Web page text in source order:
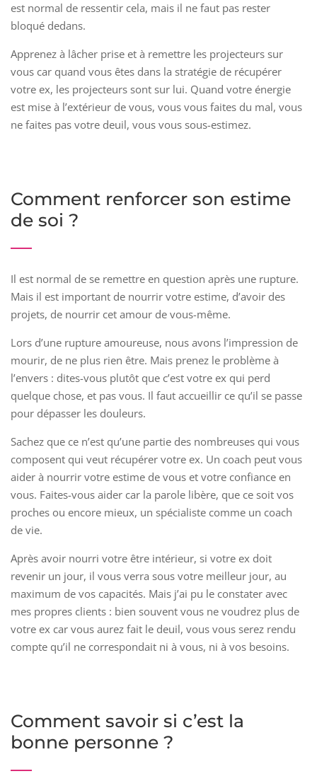
est normal de ressentir cela, mais il ne faut pas rester
bloqué dedans.
Apprenez à lâcher prise et à remettre les projecteurs sur
vous car quand vous êtes dans la stratégie de récupérer
votre ex, les projecteurs sont sur lui. Quand votre énergie
est mise à l’extérieur de vous, vous vous faites du mal, vous
ne faites pas votre deuil, vous vous sous-estimez.
Comment renforcer son estime
de soi ?
Il est normal de se remettre en question après une rupture.
Mais il est important de nourrir votre estime, d’avoir des
projets, de nourrir cet amour de vous-même.
Lors d’une rupture amoureuse, nous avons l’impression de
mourir, de ne plus rien être. Mais prenez le problème à
l’envers : dites-vous plutôt que c’est votre ex qui perd
quelque chose, et pas vous. Il faut accueillir ce qu’il se passe
pour dépasser les douleurs.
Sachez que ce n’est qu’une partie des nombreuses qui vous
composent qui veut récupérer votre ex. Un coach peut vous
aider à nourrir votre estime de vous et votre confiance en
vous. Faites-vous aider car la parole libère, que ce soit vos
proches ou encore mieux, un spécialiste comme un coach
de vie.
Après avoir nourri votre être intérieur, si votre ex doit
revenir un jour, il vous verra sous votre meilleur jour, au
maximum de vos capacités. Mais j’ai pu le constater avec
mes propres clients : bien souvent vous ne voudrez plus de
votre ex car vous aurez fait le deuil, vous vous serez rendu
compte qu’il ne correspondait ni à vous, ni à vos besoins.
Comment savoir si c’est la
bonne personne ?